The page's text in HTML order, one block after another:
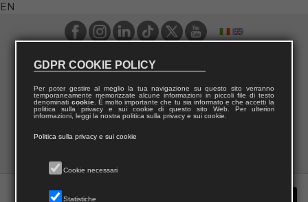
EN
GDPR COOKIE POLICY
Per poter gestire al meglio la tua navigazione su questo sito verranno
temporaneamente memorizzate alcune informazioni in piccoli file di testo
denominati cookie. È molto importante che tu sia informato e che accetti la
politica sulla privacy e sui cookie di questo sito Web. Per ulteriori
informazioni, leggi la nostra politica sulla privacy e sui cookie.
Politica sulla privacy e sui cookie
Cookie necessari
Statistiche